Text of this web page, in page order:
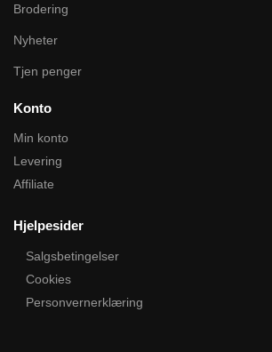
Brodering
Nyheter
Tjen penger
Konto
Min konto
Levering
Affiliate
Hjelpesider
Salgsbetingelser
Cookies
Personvernerklæring